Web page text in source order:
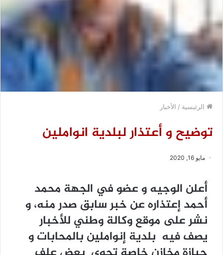
الرئيسية / الأخبار
توضيح و أعتذار لبلدية انواملين
مايو 16, 2020
أعلن الوجيه و عضو في الجهة محمد
أحمد إعتذاره عن خبر سابق صدر منه، و
نشر على موقع وكالة وطني للأخبار
يصف فيه بلدية إنواملين بالمحابات و